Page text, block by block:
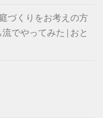
づくりをお考えの方
でやってみた | おと